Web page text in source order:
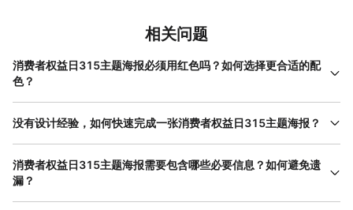
相关问题
消费者权益日315主题海报必须用红色吗？如何选择更合适的配
色？
消费者权益日315主题海报的配色无需强制使用红色，需根据传播
场景和受众调整。红色适合强调警示性内容（如“打击假货”），但可
试低饱和度 莫兰迪色 系，提升时尚感；若面向中老年群体，高对比
度的蓝白、红白组合更易识别。美图设计室的模板库中提供了多种
没有设计经验，如何快速完成一张消费者权益日315主题海报？
零基础用户可通过“模板修改+元素替换”快速完成消费者权益日315
主题海报。首先，在美图设计室中搜索“315”关键词，筛选符合需求
的模板（如维权宣传、品牌承诺）；其次，替换模板中的文字（如
消费者权益日315主题海报需要包含哪些必要信息？如何避免遗
漏？
消费者权益日315主题海报的必要信息需围绕“核心目的”展开：若用